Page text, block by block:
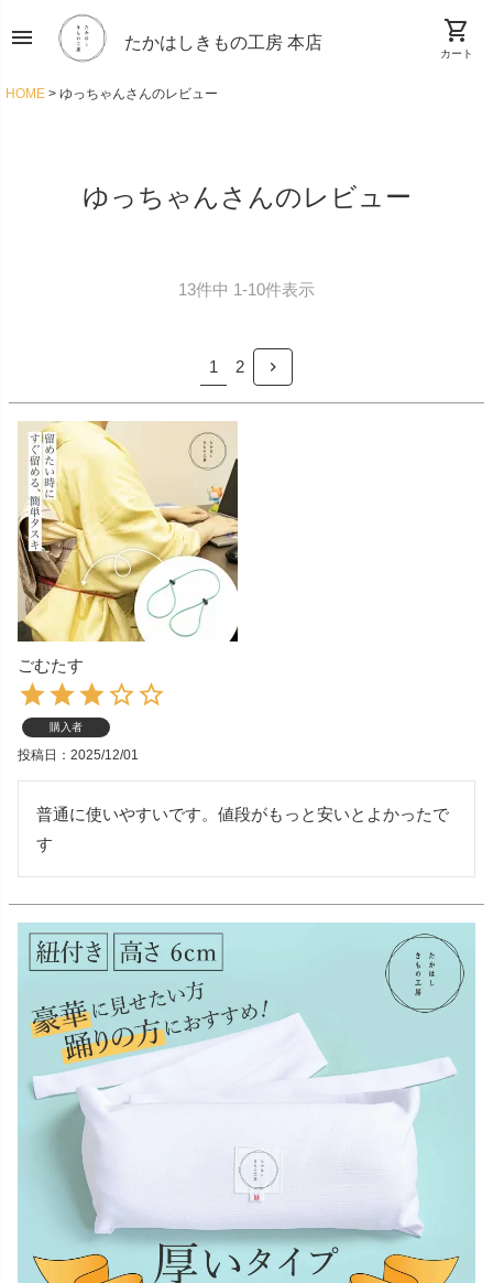
menu たかはしきもの工房 本店 shopping_cart
カート
HOME ゆっちゃんさんのレビュー
ゆっちゃんさんのレビュー
13件中 1-10件表示
1 2
ごむたす
購入者
投稿日 2025/12/01
普通に使いやすいです。値段がもっと安いとよかったで
す